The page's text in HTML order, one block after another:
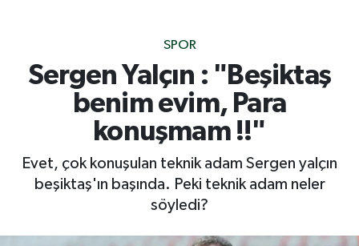
SPOR
Sergen Yalçın : "Beşiktaş
benim evim, Para
konuşmam !!"
Evet, çok konuşulan teknik adam Sergen yalçın
beşiktaş'ın başında. Peki teknik adam neler
söyledi?